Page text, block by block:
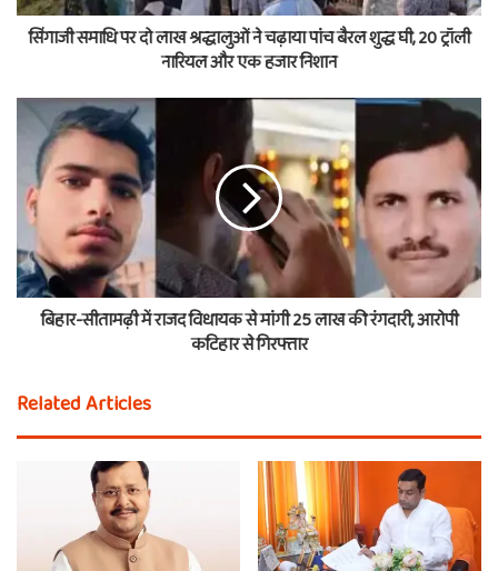
सिंगाजी समाधि पर दो लाख श्रद्धालुओं ने चढ़ाया पांच बैरल शुद्ध घी, 20 ट्रॉली
नारियल और एक हजार निशान
बिहार-सीतामढ़ी में राजद विधायक से मांगी 25 लाख की रंगदारी, आरोपी
कटिहार से गिरफ्तार
Related Articles